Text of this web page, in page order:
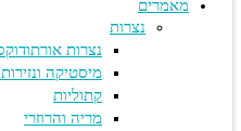
מאמרים
נצרות
נצרות אורתודוקסית
מיסטיקה ונזירות
קתוליות
מריה והרוזרי